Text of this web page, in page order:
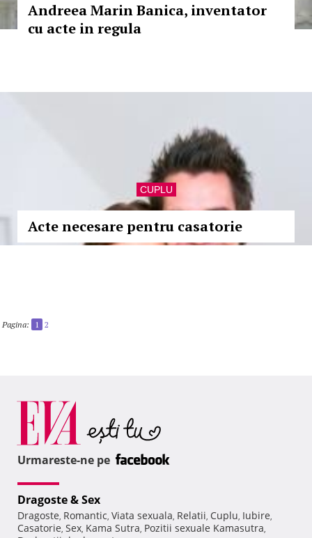
Andreea Marin Banica, inventator
cu acte in regula
CUPLU
Acte necesare pentru casatorie
Pagina: 1 2
Urmareste-ne pe
Dragoste & Sex
Dragoste, Romantic, Viata sexuala, Relatii, Cuplu, Iubire,
Casatorie, Sex, Kama Sutra, Pozitii sexuale Kamasutra,